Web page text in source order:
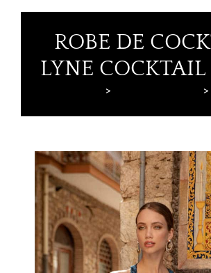
ROBE DE
LYNE COCKTAIL